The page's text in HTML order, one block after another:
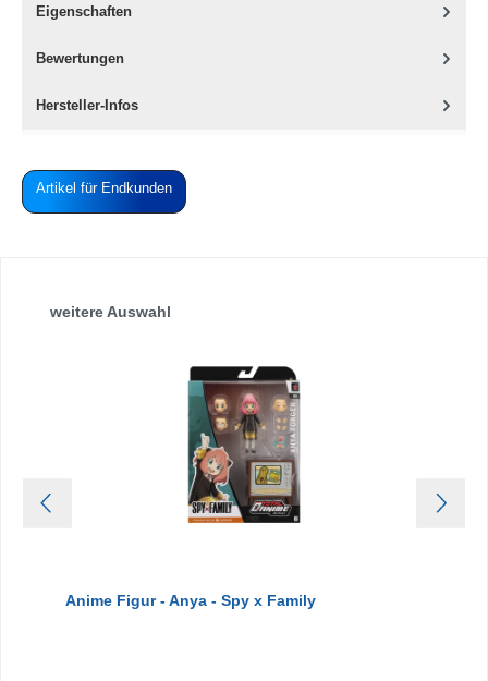
Eigenschaften
Bewertungen
Hersteller-Infos
Artikel für Endkunden
Produktgalerie überspringen
weitere Auswahl
Anime Figur - Anya - Spy x Family